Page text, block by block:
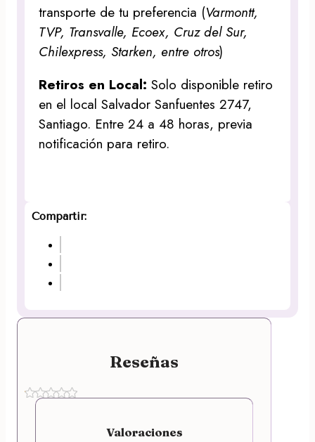
transporte de tu preferencia (Varmontt,
TVP, Transvalle, Ecoex, Cruz del Sur,
Chilexpress, Starken, entre otros)
Retiros en Local:Solo disponible retiro
en el local Salvador Sanfuentes 2747,
Santiago. Entre 24 a 48 horas, previa
notificación para retiro.
Compartir:
Reseñas
Valoraciones